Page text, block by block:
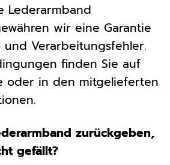
Lederarmband
wir eine Garantie
Verarbeitungsfehler.
finden Sie auf
oder in den mitgelieferten
zurückgeben,
gefällt?